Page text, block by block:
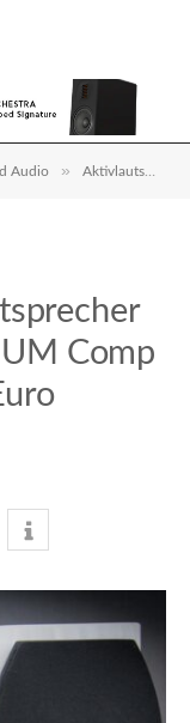
Audio » Aktivlautsprecher
Comp